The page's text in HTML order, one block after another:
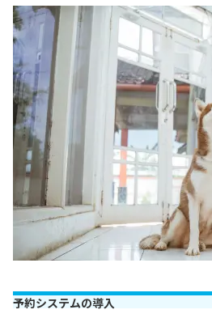
予約システムの導入